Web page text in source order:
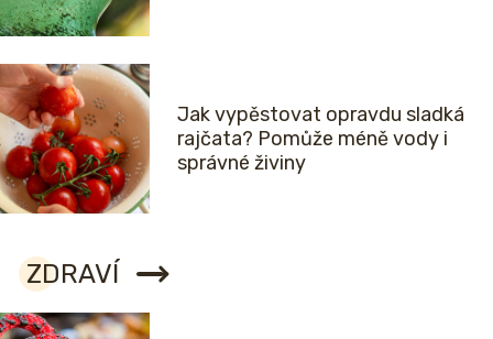
Jak vypěstovat opravdu sladká
rajčata? Pomůže méně vody i
správné živiny
ZDRAVÍ